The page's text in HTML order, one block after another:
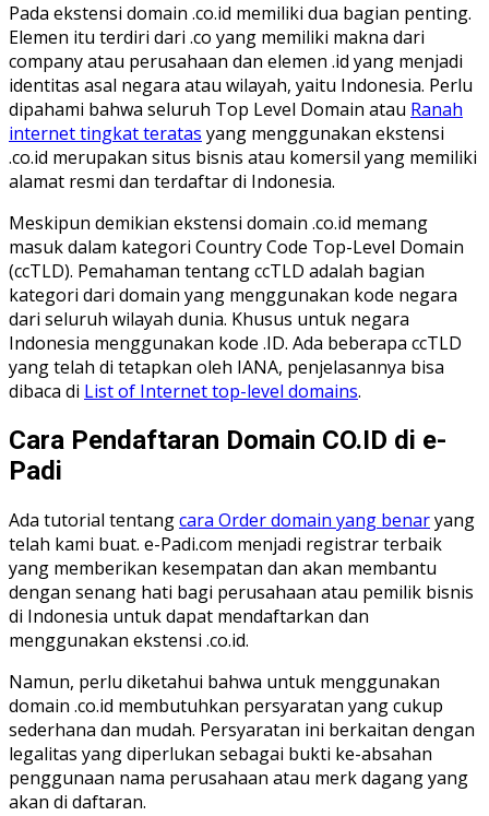
Pada ekstensi domain .co.id memiliki dua bagian penting.
Elemen itu terdiri dari .co yang memiliki makna dari
company atau perusahaan dan elemen .id yang menjadi
identitas asal negara atau wilayah, yaitu Indonesia. Perlu
dipahami bahwa seluruh Top Level Domain atau Ranah
internet tingkat teratas yang menggunakan ekstensi
.co.id merupakan situs bisnis atau komersil yang memiliki
alamat resmi dan terdaftar di Indonesia.
Meskipun demikian ekstensi domain .co.id memang
masuk dalam kategori Country Code Top-Level Domain
(ccTLD). Pemahaman tentang ccTLD adalah bagian
kategori dari domain yang menggunakan kode negara
dari seluruh wilayah dunia. Khusus untuk negara
Indonesia menggunakan kode .ID. Ada beberapa ccTLD
yang telah di tetapkan oleh IANA, penjelasannya bisa
dibaca di List of Internet top-level domains.
Cara Pendaftaran Domain CO.ID di e-
Padi
Ada tutorial tentangcara Order domain yang benaryang
telah kami buat. e-Padi.com menjadi registrar terbaik
yang memberikan kesempatan dan akan membantu
dengan senang hati bagi perusahaan atau pemilik bisnis
di Indonesia untuk dapat mendaftarkan dan
menggunakan ekstensi .co.id.
Namun, perlu diketahui bahwa untuk menggunakan
domain .co.id membutuhkan persyaratan yang cukup
sederhana dan mudah. Persyaratan ini berkaitan dengan
legalitas yang diperlukan sebagai bukti ke-absahan
penggunaan nama perusahaan atau merk dagang yang
akan di daftaran.